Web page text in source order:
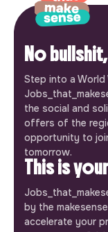
No
Step into a World
the social and
offers of the
opportunity to
tomorrow.
This is
by the
accelerate your